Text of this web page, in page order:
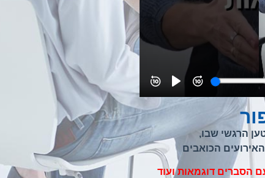
הרגשי שבו,
הכואבים
הסברים דוגמאות ועוד